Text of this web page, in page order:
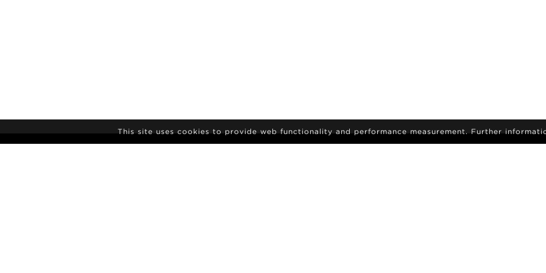
This site uses cookies to provide web functionality and performance measurement. Further